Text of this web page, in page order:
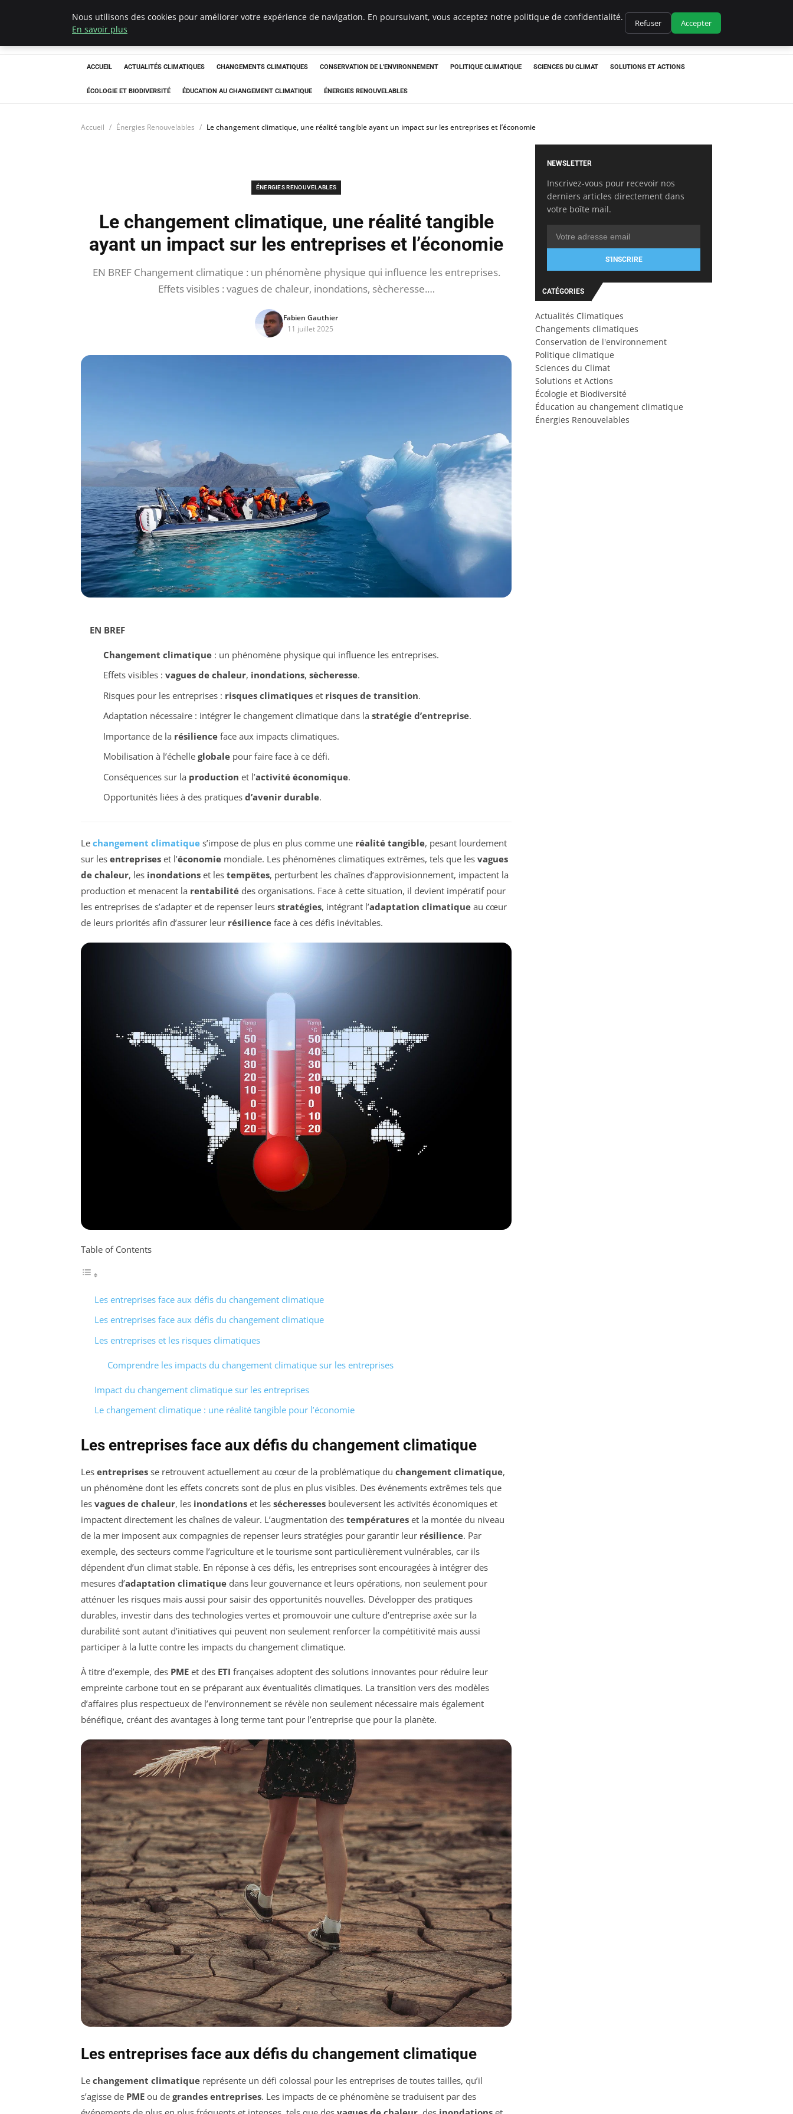
Climatedebtagents
ACCUEIL ACTUALITÉS CLIMATIQUES CHANGEMENTS CLIMATIQUES CONSERVATION DE L'ENVIRONNEMENT POLITIQUE CLIMATIQUE SCIENCES DU CLIMAT SOLUTIONS ET ACTIONS
ÉCOLOGIE ET BIODIVERSITÉ ÉDUCATION AU CHANGEMENT CLIMATIQUE ÉNERGIES RENOUVELABLES
Accueil Énergies Renouvelables Le changement climatique, une réalité tangible ayant un impact sur les entreprises et l’économie
ÉNERGIES RENOUVELABLES
Le changement climatique, une réalité tangible
ayant un impact sur les entreprises et l’économie
EN BREF Changement climatique : un phénomène physique qui influence les entreprises.
Effets visibles : vagues de chaleur, inondations, sècheresse.…
Fabien Gauthier
11 juillet 2025
EN BREF
Changement climatique: un phénomène physique qui influence les entreprises.
Effets visibles : vagues de chaleur, inondations, sècheresse.
Risques pour les entreprises : risques climatiqueset risques de transition.
Adaptation nécessaire : intégrer le changement climatique dans la stratégie d’entreprise.
Importance de la résilienceface aux impacts climatiques.
Mobilisation à l’échelle globalepour faire face à ce défi.
Conséquences sur la production et l’activité économique.
Opportunités liées à des pratiques d’avenir durable.
Le changement climatique s’impose de plus en plus comme une réalité tangible, pesant lourdement
sur les entreprises et l’économie mondiale. Les phénomènes climatiques extrêmes, tels que les vagues
de chaleur, les inondations et les tempêtes, perturbent les chaînes d’approvisionnement, impactent la
production et menacent la rentabilité des organisations. Face à cette situation, il devient impératif pour
les entreprises de s’adapter et de repenser leurs stratégies, intégrant l’adaptation climatique au cœur
de leurs priorités afin d’assurer leur résilience face à ces défis inévitables.
Table of Contents
Les entreprises face aux défis du changement climatique
Les entreprises face aux défis du changement climatique
Les entreprises et les risques climatiques
Comprendre les impacts du changement climatique sur les entreprises
Impact du changement climatique sur les entreprises
Le changement climatique : une réalité tangible pour l’économie
Les entreprises face aux défis du changement climatique
Les entreprises se retrouvent actuellement au cœur de la problématique du changement climatique,
un phénomène dont les effets concrets sont de plus en plus visibles. Des événements extrêmes tels que
les vagues de chaleur, les inondations et les sécheresses bouleversent les activités économiques et
impactent directement les chaînes de valeur. L’augmentation des températures et la montée du niveau
de la mer imposent aux compagnies de repenser leurs stratégies pour garantir leur résilience. Par
exemple, des secteurs comme l’agriculture et le tourisme sont particulièrement vulnérables, car ils
dépendent d’un climat stable. En réponse à ces défis, les entreprises sont encouragées à intégrer des
mesures d’adaptation climatique dans leur gouvernance et leurs opérations, non seulement pour
atténuer les risques mais aussi pour saisir des opportunités nouvelles. Développer des pratiques
durables, investir dans des technologies vertes et promouvoir une culture d’entreprise axée sur la
durabilité sont autant d’initiatives qui peuvent non seulement renforcer la compétitivité mais aussi
participer à la lutte contre les impacts du changement climatique.
À titre d’exemple, des PME et des ETI françaises adoptent des solutions innovantes pour réduire leur
empreinte carbone tout en se préparant aux éventualités climatiques. La transition vers des modèles
d’affaires plus respectueux de l’environnement se révèle non seulement nécessaire mais également
bénéfique, créant des avantages à long terme tant pour l’entreprise que pour la planète.
Les entreprises face aux défis du changement climatique
Le changement climatique représente un défi colossal pour les entreprises de toutes tailles, qu’il
s’agisse de PME ou de grandes entreprises. Les impacts de ce phénomène se traduisent par des
NEWSLETTER
Inscrivez-vous pour recevoir nos
derniers articles directement dans
votre boîte mail.
S'INSCRIRE
CATÉGORIES
Actualités Climatiques
Changements climatiques
Conservation de l'environnement
Politique climatique
Sciences du Climat
Solutions et Actions
Écologie et Biodiversité
Éducation au changement climatique
Énergies Renouvelables
Nous utilisons des cookies pour améliorer votre expérience de navigation. En poursuivant, vous acceptez notre politique de confidentialité.
En savoir plus
Refuser Accepter